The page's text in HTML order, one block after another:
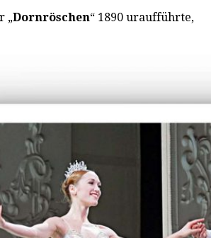
„Dornröschen“ 1890 uraufführte,